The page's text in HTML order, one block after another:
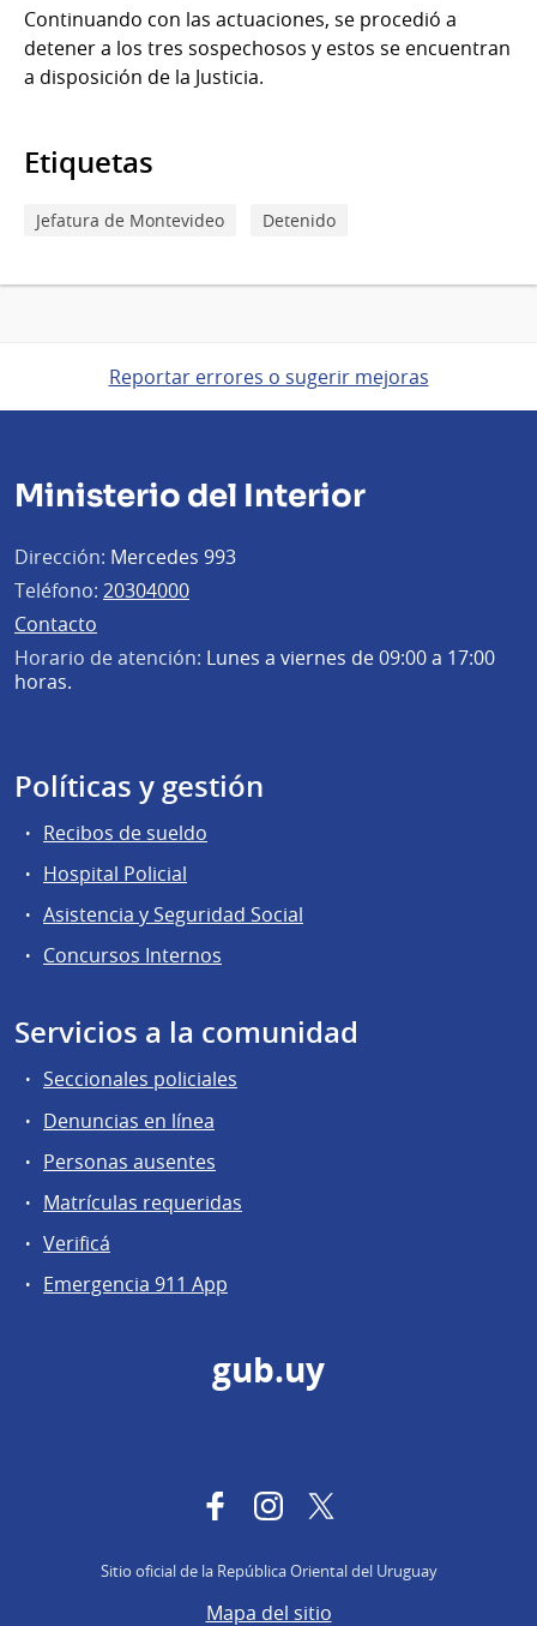
Continuando con las actuaciones, se procedió a
detener a los tres sospechosos y estos se encuentran
a disposición de la Justicia.
Etiquetas
Jefatura de Montevideo Detenido
Reportar errores o sugerir mejoras
Ministerio del Interior
Dirección: Mercedes 993
Teléfono: 20304000
Contacto
Horario de atención: Lunes a viernes de 09:00 a 17:00
horas.
Políticas y gestión
Recibos de sueldo
Hospital Policial
Asistencia y Seguridad Social
Concursos Internos
Servicios a la comunidad
Seccionales policiales
Denuncias en línea
Personas ausentes
Matrículas requeridas
Verificá
Emergencia 911 App
gub.uy
FacebookInstagram
Sitio oficial de la República Oriental del Uruguay
Mapa del sitio